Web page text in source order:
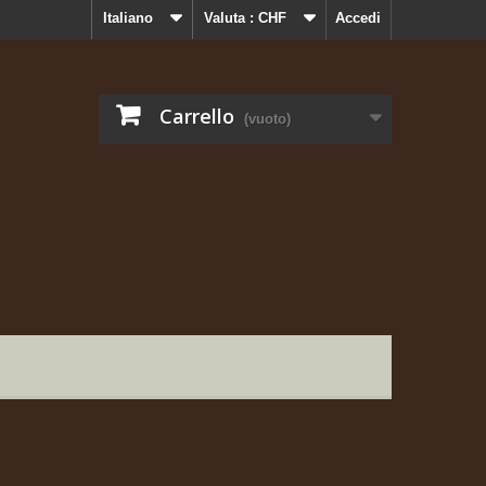
Accedi
Valuta : CHF
Italiano
Carrello (vuoto)